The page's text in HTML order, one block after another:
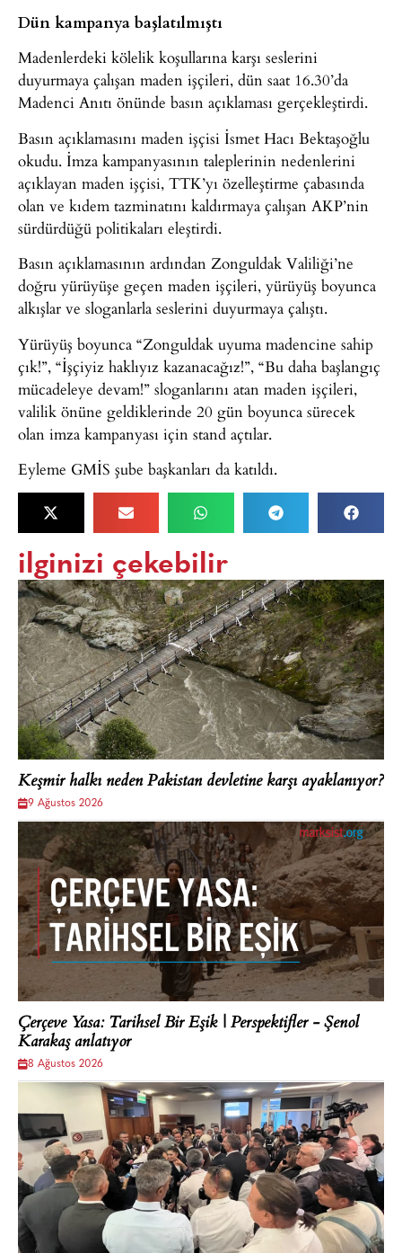
Dün kampanya başlatılmıştı
Madenlerdeki kölelik koşullarına karşı seslerini
duyurmaya çalışan maden işçileri, dün saat 16.30’da
Madenci Anıtı önünde basın açıklaması gerçekleştirdi.
Basın açıklamasını maden işçisi İsmet Hacı Bektaşoğlu
okudu. İmza kampanyasının taleplerinin nedenlerini
açıklayan maden işçisi, TTK’yı özelleştirme çabasında
olan ve kıdem tazminatını kaldırmaya çalışan AKP’nin
sürdürdüğü politikaları eleştirdi.
Basın açıklamasının ardından Zonguldak Valiliği’ne
doğru yürüyüşe geçen maden işçileri, yürüyüş boyunca
alkışlar ve sloganlarla seslerini duyurmaya çalıştı.
Yürüyüş boyunca “Zonguldak uyuma madencine sahip
çık!”, “İşçiyiz haklıyız kazanacağız!”, “Bu daha başlangıç
mücadeleye devam!” sloganlarını atan maden işçileri,
valilik önüne geldiklerinde 20 gün boyunca sürecek
olan imza kampanyası için stand açtılar.
Eyleme GMİS şube başkanları da katıldı.
ilginizi çekebilir
Keşmir halkı neden Pakistan devletine karşı ayaklanıyor?
9 Ağustos 2026
Çerçeve Yasa: Tarihsel Bir Eşik | Perspektifler - Şenol
Karakaş anlatıyor
8 Ağustos 2026